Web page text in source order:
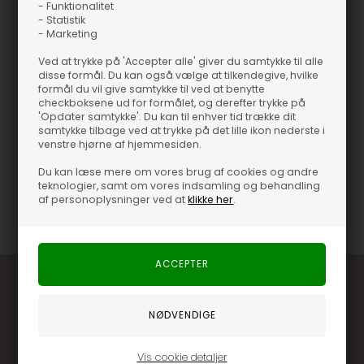
- Funktionalitet
- Statistik
- Marketing
Ved at trykke på 'Accepter alle' giver du samtykke til alle
disse formål. Du kan også vælge at tilkendegive, hvilke
formål du vil give samtykke til ved at benytte
checkboksene ud for formålet, og derefter trykke på
'Opdater samtykke'. Du kan til enhver tid trække dit
samtykke tilbage ved at trykke på det lille ikon nederste i
venstre hjørne af hjemmesiden.
Du kan læse mere om vores brug af cookies og andre
teknologier, samt om vores indsamling og behandling
af personoplysninger ved atklikke her.
Vis cookie detaljer
JDY - JDYMila Tank Top - Chateau Gray
❤︎ En klassisk og tidløs top.
❤︎ Ideel til lag-på-lag styling.
❤︎ Fremstillet i blød og behagelig kvalitet.
❤︎ Har et elegant fald, der fremhæver figuren.
JDY's JDYMila Tank Top i chateau gray er et must-have i enhver
garderobe. Den bløde kvalitet og det elegante design gør den
både komfortabel og flatterende. Brug den under en cardigan
eller blazer for et stilfuldt look.
Varenummer 56046-197140 CHATEAU GRAY